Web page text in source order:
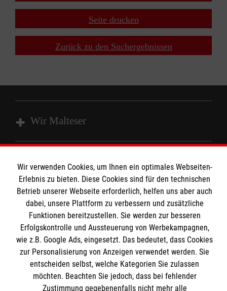
Seite drucken
Zurück zu den Suchergebnissen
Wir Malteser
Das MBZ Westfalen
Spenden
Wir Malteser
Informationen
Downloads
Kontakt
Impressum
Datenschutz
Barrierefreiheit
Malteser online
Malteserorden
Malteser Jugend
Wir verwenden Cookies, um Ihnen ein optimales Webseiten-
Erlebnis zu bieten. Diese Cookies sind für den technischen
Betrieb unserer Webseite erforderlich, helfen uns aber auch
dabei, unsere Plattform zu verbessern und zusätzliche
Funktionen bereitzustellen. Sie werden zur besseren
Erfolgskontrolle und Aussteuerung von Werbekampagnen,
wie z.B. Google Ads, eingesetzt. Das bedeutet, dass Cookies
zur Personalisierung von Anzeigen verwendet werden. Sie
entscheiden selbst, welche Kategorien Sie zulassen
möchten. Beachten Sie jedoch, dass bei fehlender
Zustimmung gegebenenfalls nicht mehr alle